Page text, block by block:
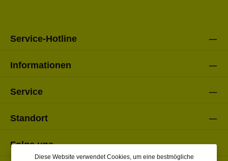
Service-Hotline
Informationen
Service
Standort
Folge uns
Diese Website verwendet Cookies, um eine bestmögliche